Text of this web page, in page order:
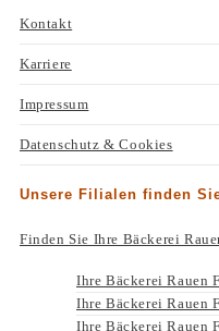
Kontakt
Karriere
Impressum
Datenschutz & Cookies
Unsere Filialen finden
Finden Sie Ihre Bäckerei
Ihre Bäckerei Rauen
Ihre Bäckerei Rauen
Ihre Bäckerei Rauen